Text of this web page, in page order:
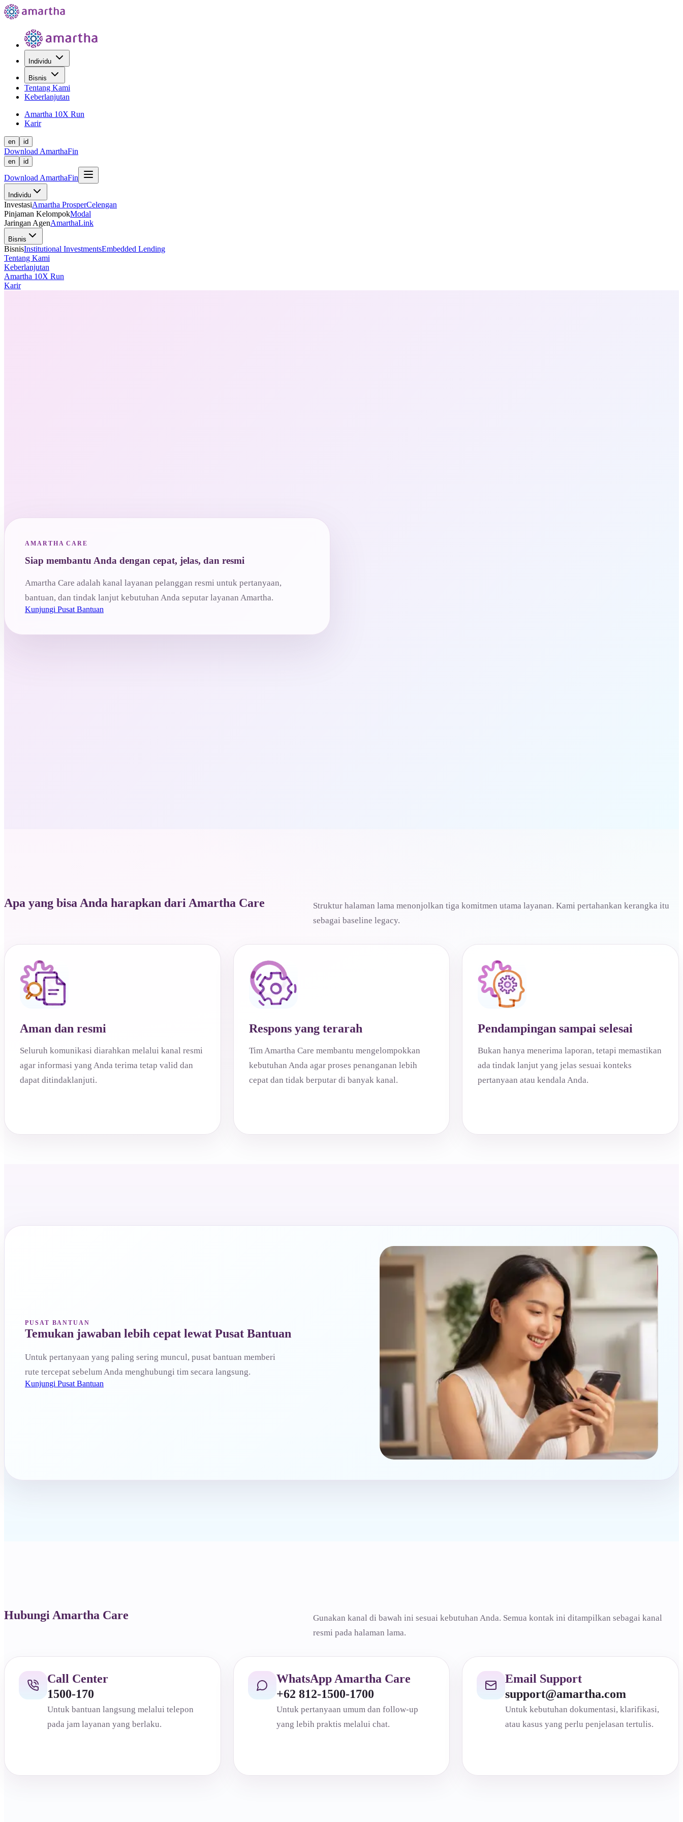
Individu
Bisnis
Tentang Kami
Keberlanjutan
Amartha 10X Run
Karir
en id
Download AmarthaFin
en id
Download AmarthaFin
Individu
InvestasiAmartha ProsperCelengan
Pinjaman KelompokModal
Jaringan AgenAmarthaLink
Bisnis
BisnisInstitutional InvestmentsEmbedded Lending
Tentang Kami
Keberlanjutan
Amartha 10X Run
Karir
AMARTHA CARE
Siap membantu Anda dengan cepat, jelas, dan resmi
Amartha Care adalah kanal layanan pelanggan resmi untuk pertanyaan,
bantuan, dan tindak lanjut kebutuhan Anda seputar layanan Amartha.
Kunjungi Pusat Bantuan
Apa yang bisa Anda harapkan dari Amartha Care
Struktur halaman lama menonjolkan tiga komitmen utama layanan. Kami pertahankan kerangka itu
sebagai baseline legacy.
Aman dan resmi
Seluruh komunikasi diarahkan melalui kanal resmi
agar informasi yang Anda terima tetap valid dan
dapat ditindaklanjuti.
Respons yang terarah
Tim Amartha Care membantu mengelompokkan
kebutuhan Anda agar proses penanganan lebih
cepat dan tidak berputar di banyak kanal.
Pendampingan sampai selesai
Bukan hanya menerima laporan, tetapi memastikan
ada tindak lanjut yang jelas sesuai konteks
pertanyaan atau kendala Anda.
PUSAT BANTUAN
Temukan jawaban lebih cepat lewat Pusat Bantuan
Untuk pertanyaan yang paling sering muncul, pusat bantuan memberi
rute tercepat sebelum Anda menghubungi tim secara langsung.
Kunjungi Pusat Bantuan
Hubungi Amartha Care
Gunakan kanal di bawah ini sesuai kebutuhan Anda. Semua kontak ini ditampilkan sebagai kanal
resmi pada halaman lama.
Call Center
1500-170
Untuk bantuan langsung melalui telepon
pada jam layanan yang berlaku.
WhatsApp Amartha Care
+62 812-1500-1700
Untuk pertanyaan umum dan follow-up
yang lebih praktis melalui chat.
Email Support
support@amartha.com
Untuk kebutuhan dokumentasi, klarifikasi,
atau kasus yang perlu penjelasan tertulis.